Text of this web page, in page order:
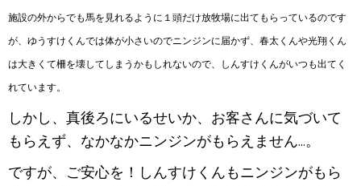
施設の外からでも馬を見れるように１頭だけ放牧場に出てもらっているのです
が、ゆうすけくんでは体が小さいのでニンジンに届かず、春太くんや光翔くん
は大きくて柵を壊してしまうかもしれないので、しんすけくんがいつも出てく
れています。
しかし、真後ろにいるせいか、お客さんに気づいて
もらえず、なかなかニンジンがもらえません...。
ですが、ご安心を！ しんすけくんもニンジンがもら